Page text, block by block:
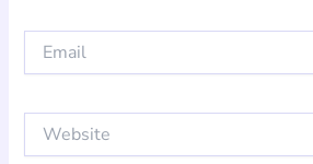
Website